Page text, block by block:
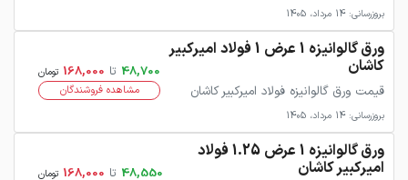
بروزرسانی: 14 مرداد، 1405
ورق گالوانیزه 1 عرض 1 فولاد امیرکبیر
کاشان
قیمت ورق گالوانیزه فولاد امیرکبیر کاشان
بروزرسانی: 14 مرداد، 1405
48,700 تا 168,000 تومان
مشاهده فروشندگان
ورق گالوانیزه 1 عرض 1.25 فولاد
امیرکبیر کاشان 48,550 تا 168,000 تومان